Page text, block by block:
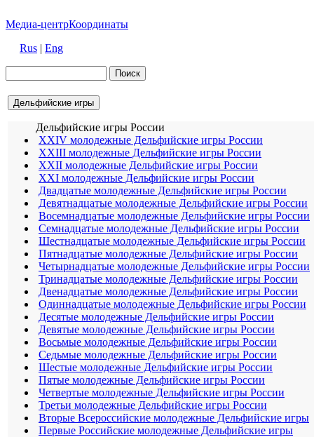
Медиа-центрКоординаты
Rus | Eng
Дельфийские игры
Дельфийские игры России
XXIV молодежные Дельфийские игры России
XXIII молодежные Дельфийские игры России
XXII молодежные Дельфийские игры России
XXI молодежные Дельфийские игры России
Двадцатые молодежные Дельфийские игры России
Девятнадцатые молодежные Дельфийские игры России
Восемнадцатые молодежные Дельфийские игры России
Семнадцатые молодежные Дельфийские игры России
Шестнадцатые молодежные Дельфийские игры России
Пятнадцатые молодежные Дельфийские игры России
Четырнадцатые молодежные Дельфийские игры России
Тринадцатые молодежные Дельфийские игры России
Двенадцатые молодежные Дельфийские игры России
Одиннадцатые молодежные Дельфийские игры России
Десятые молодежные Дельфийские игры России
Девятые молодежные Дельфийские игры России
Восьмые молодежные Дельфийские игры России
Седьмые молодежные Дельфийские игры России
Шестые молодежные Дельфийские игры России
Пятые молодежные Дельфийские игры России
Четвертые молодежные Дельфийские игры России
Третьи молодежные Дельфийские игры России
Вторые Всероссийские молодежные Дельфийские игры
Первые Российские молодежные Дельфийские игры